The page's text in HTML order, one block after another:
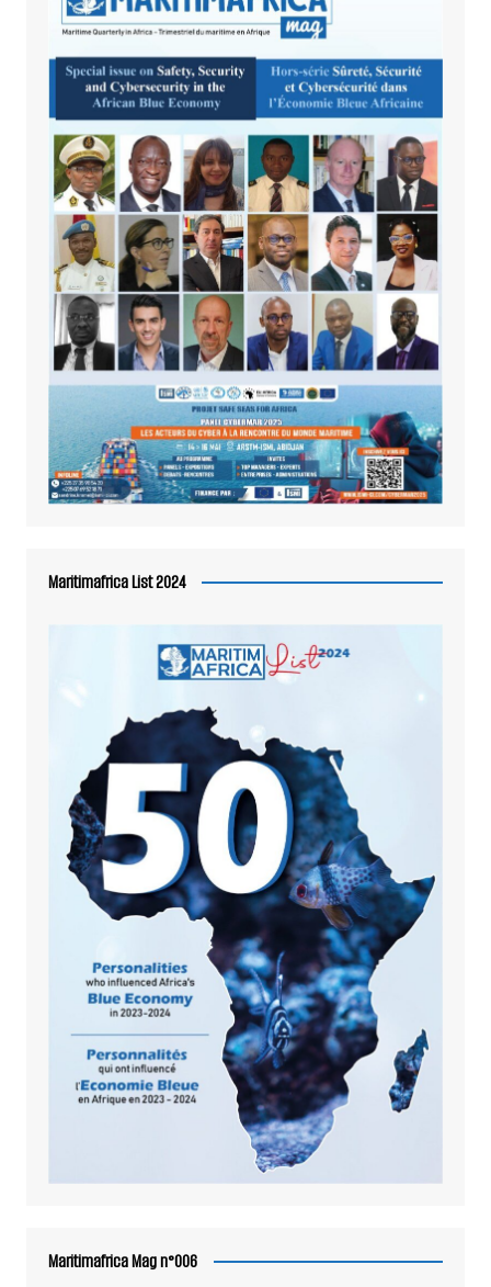
Maritimafrica List 2024
Maritimafrica Mag n°006